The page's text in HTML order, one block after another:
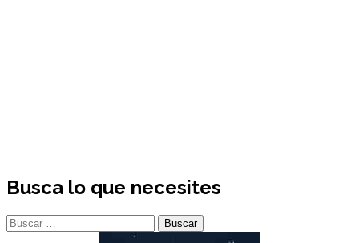
Busca lo que necesites
Buscar: